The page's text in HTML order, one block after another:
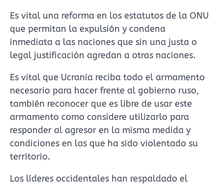
Es vital una reforma en los estatutos de la ONU
que permitan la expulsión y condena
inmediata a las naciones que sin una justa o
legal justificación agredan a otras naciones.
Es vital que Ucrania reciba todo el armamento
necesario para hacer frente al gobierno ruso,
también reconocer que es libre de usar este
armamento como considere utilizarlo para
responder al agresor en la misma medida y
condiciones en las que ha sido violentado su
territorio.
Los líderes occidentales han respaldado el